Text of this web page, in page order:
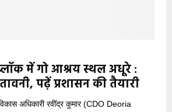
में गो आश्रय स्थल अधूरे :
पढ़ें प्रशासन की तैयारी
अधिकारी रवींद्र कुमार (CDO Deoria